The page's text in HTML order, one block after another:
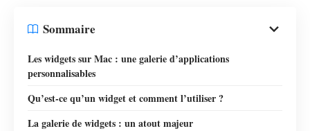
Sommaire
Les widgets sur Mac : une galerie d’applications
personnalisables
Qu’est-ce qu’un widget et comment l’utiliser ?
La galerie de widgets : un atout majeur